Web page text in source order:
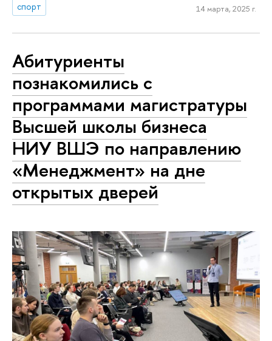
спорт
14 марта, 2025 г.
Абитуриенты
познакомились с
программами магистратуры
Высшей школы бизнеса
НИУ ВШЭ по направлению
«Менеджмент» на дне
открытых дверей